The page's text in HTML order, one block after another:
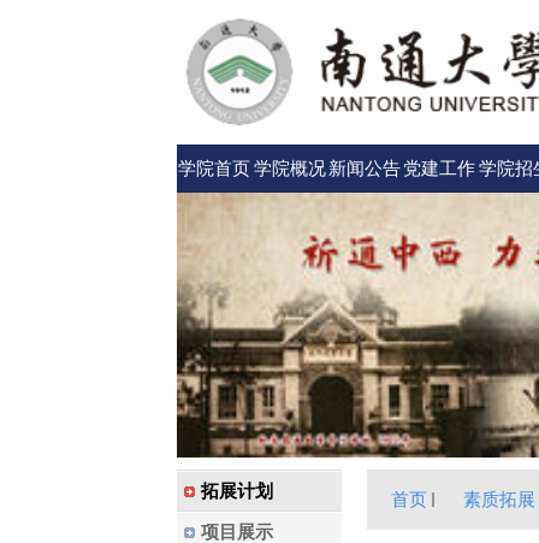
学院首页学院概况 新闻公告党建工作学院招
拓展计划
项目展示
首页 素质拓展